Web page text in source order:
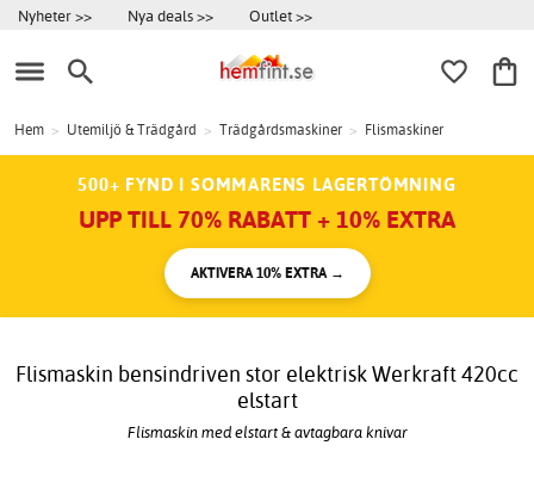
Nyheter >> Nya deals >> Outlet >>
Hem > Utemiljö & Trädgård > Trädgårdsmaskiner > Flismaskiner
500+ FYND I SOMMARENS LAGERTÖMNING
UPP TILL 70% RABATT + 10% EXTRA
AKTIVERA 10% EXTRA →
Flismaskin bensindriven stor elektrisk Werkraft 420cc
elstart
Flismaskin med elstart & avtagbara knivar